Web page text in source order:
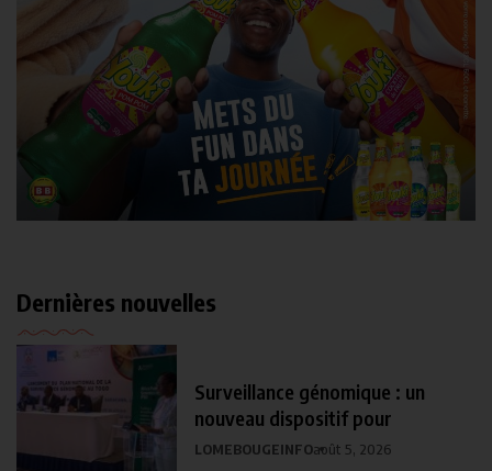
Dernières nouvelles
Surveillance génomique : un
nouveau dispositif pour
LOMEBOUGEINFOaoût 5, 2026